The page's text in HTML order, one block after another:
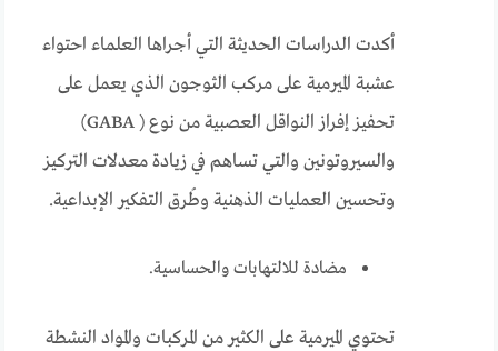
أكدت الدراسات الحديثة التي أجراها العلماء احتواء
عشبة الميرمية على مركب الثوجون الذي يعمل على
تحفيز إفراز النواقل العصبية من نوع ( GABA)
والسيروتونين والتي تساهم في زيادة معدلات التركيز
وتحسين العمليات الذهنية وطُرق التفكير الإبداعية.
مضادة للالتهابات والحساسية.
تحتوي الميرمية على الكثير من المركبات والمواد النشطة